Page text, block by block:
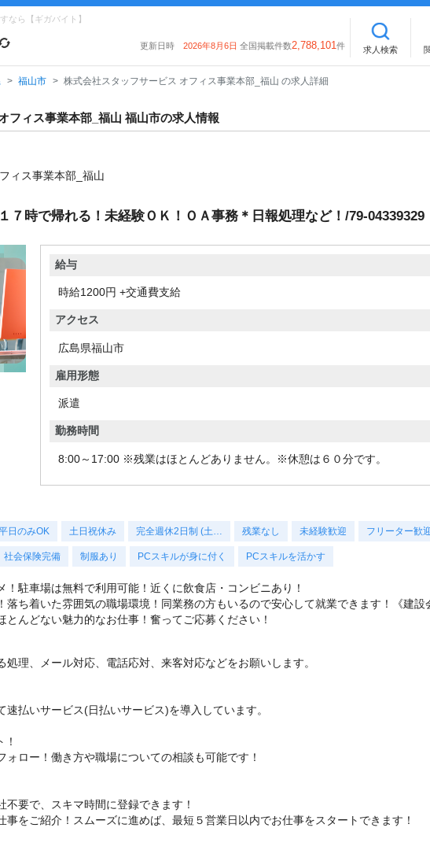
なら【ギガバイト】
更新日時 2026年8月6日 全国掲載件数2,788,101件 求人検索
福山市 株式会社スタッフサービス オフィス事業本部_福山 の求人詳細
フィス事業本部_福山 福山市の求人情報
ィス事業本部_福山
７時で帰れる！未経験ＯＫ！ＯＡ事務＊日報処理など！/79-04339329
給与
時給1200円 +交通費支給
アクセス
広島県福山市
雇用形態
派遣
勤務時間
8:00～17:00 ※残業はほとんどありません。※休憩は６０分です。
日のみOK 土日祝休み 完全週休2日制 (土… 残業なし 未経験歓迎 フリーター歓
社会保険完備 制服あり PCスキルが身に付く PCスキルを活かす
駐車場は無料で利用可能！近くに飲食店・コンビニあり！
落ち着いた雰囲気の職場環境！同業務の方もいるので安心して就業できます！《建設
んどない魅力的なお仕事！奮ってご応募ください！
理、メール対応、電話応対、来客対応などをお願いします。
速払いサービス(日払いサービス)を導入しています。
ロー！働き方や職場についての相談も可能です！
不要で、スキマ時間に登録できます！
事をご紹介！スムーズに進めば、最短５営業日以内でお仕事をスタートできます！